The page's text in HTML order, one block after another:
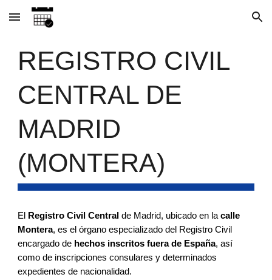
Skip to main content Skip to navigation
REGISTRO CIVIL
CENTRAL DE
MADRID
(MONTERA)
El Registro Civil Central de Madrid, ubicado en lacalle
Montera, es el órgano especializado del Registro Civil
encargado de hechos inscritos fuera de España, así
como de inscripciones consulares y determinados
expedientes de nacionalidad.